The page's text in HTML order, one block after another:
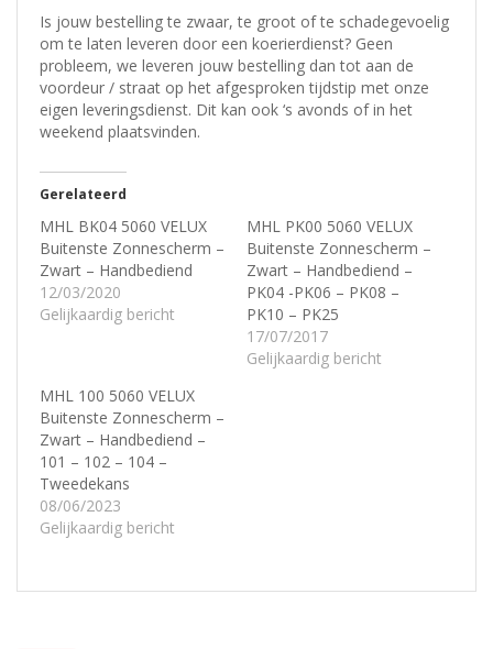
Is jouw bestelling te zwaar, te groot of te schadegevoelig
om te laten leveren door een koerierdienst? Geen
probleem, we leveren jouw bestelling dan tot aan de
voordeur / straat op het afgesproken tijdstip met onze
eigen leveringsdienst. Dit kan ook ‘s avonds of in het
weekend plaatsvinden.
Gerelateerd
MHL BK04 5060 VELUX
Buitenste Zonnescherm –
Zwart – Handbediend
12/03/2020
Gelijkaardig bericht
MHL PK00 5060 VELUX
Buitenste Zonnescherm –
Zwart – Handbediend –
PK04 -PK06 – PK08 –
PK10 – PK25
17/07/2017
Gelijkaardig bericht
MHL 100 5060 VELUX
Buitenste Zonnescherm –
Zwart – Handbediend –
101 – 102 – 104 –
Tweedekans
08/06/2023
Gelijkaardig bericht